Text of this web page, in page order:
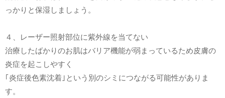
っかりと保湿しましょう。
４、レーザー照射部位に紫外線を当てない
治療したばかりのお肌はバリア機能が弱まっているため皮膚の
炎症を起こしやすく
｢炎症後色素沈着｣という別のシミにつながる可能性がありま
す。